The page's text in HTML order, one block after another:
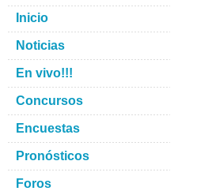
Inicio
Noticias
En vivo!!!
Concursos
Encuestas
Pronósticos
Foros